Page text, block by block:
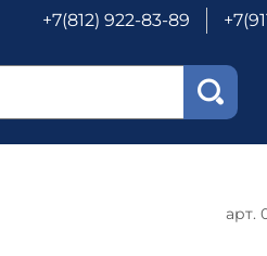
+7(812) 922-83-89
арт.